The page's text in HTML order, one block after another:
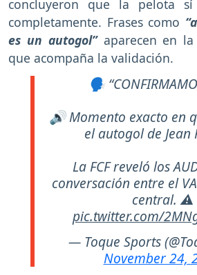
concluyeron que la pelota
completamente. Frases como
es un autogol”aparecen en la
que acompaña la validación.
🗣️
🔊 Momento exacto en
el autogol de Jean
La FCF reveló los
conversación entre el
central. ⚠️
pic.twitter.com/
— Toque Sports
November 24,